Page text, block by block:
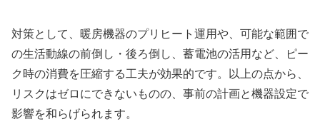
対策として、暖房機器のプリヒート運用や、可能な範囲で
の生活動線の前倒し・後ろ倒し、蓄電池の活用など、ピー
ク時の消費を圧縮する工夫が効果的です。以上の点から、
リスクはゼロにできないものの、事前の計画と機器設定で
影響を和らげられます。